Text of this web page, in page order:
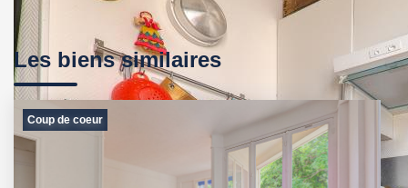
Les biens similaires
Coup de coeur